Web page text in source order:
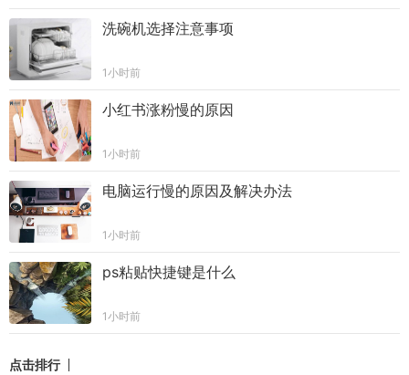
洗碗机选择注意事项
1小时前
小红书涨粉慢的原因
1小时前
电脑运行慢的原因及解决办法
1小时前
ps粘贴快捷键是什么
1小时前
点击排行